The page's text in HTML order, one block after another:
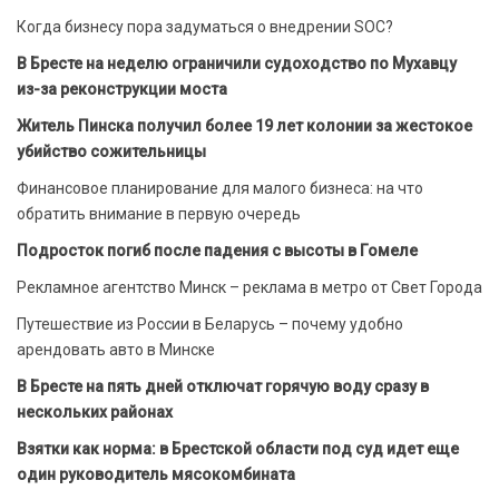
Когда бизнесу пора задуматься о внедрении SOC?
В Бресте на неделю ограничили судоходство по Мухавцу
из-за реконструкции моста
Житель Пинска получил более 19 лет колонии за жестокое
убийство сожительницы
Финансовое планирование для малого бизнеса: на что
обратить внимание в первую очередь
Подросток погиб после падения с высоты в Гомеле
Рекламное агентство Минск – реклама в метро от Свет Города
Путешествие из России в Беларусь – почему удобно
арендовать авто в Минске
В Бресте на пять дней отключат горячую воду сразу в
нескольких районах
Взятки как норма: в Брестской области под суд идет еще
один руководитель мясокомбината